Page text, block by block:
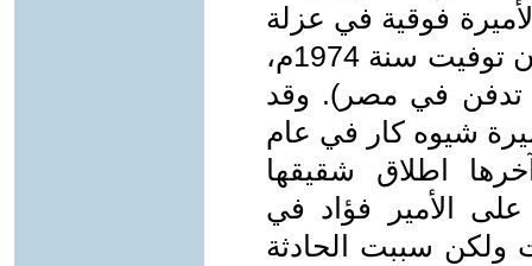
فوقية في عزلة
تامة في فندق في مدينة زيوريخ إلى أن توفيت سنة 1974م،
تدفن في مصر). وقد
شيوه كار في عام
اطلاق شقيقها
الأمير فؤاد في
ولكن سببت الحادثة